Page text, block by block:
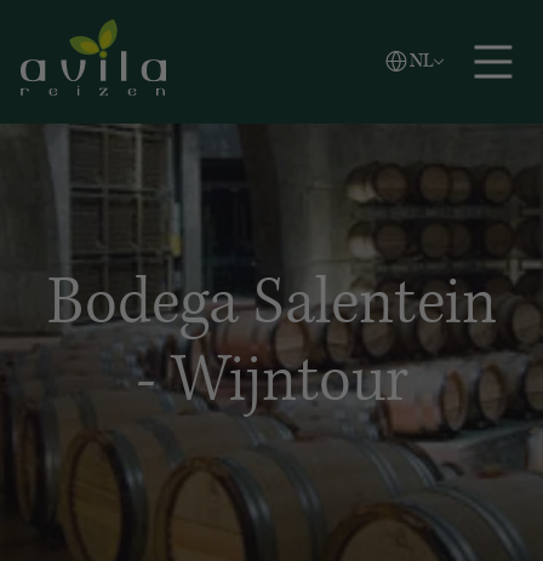
Zoeken
NL
Vlaams
English
Bodega Salentein
- Wijntour